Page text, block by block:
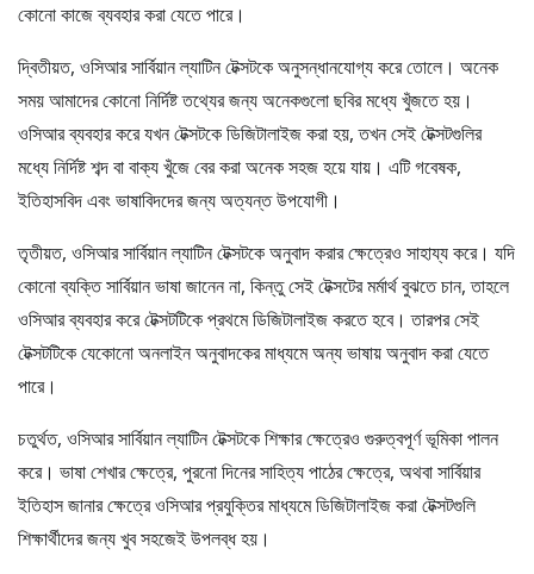
কোনো কাজে ব্যবহার করা যেতে পারে।
দ্বিতীয়ত, ওসিআর সার্বিয়ান ল্যাটিন টেক্সটকে অনুসন্ধানযোগ্য করে তোলে। অনেক
সময় আমাদের কোনো নির্দিষ্ট তথ্যের জন্য অনেকগুলো ছবির মধ্যে খুঁজতে হয়।
ওসিআর ব্যবহার করে যখন টেক্সটকে ডিজিটালাইজ করা হয়, তখন সেই টেক্সটগুলির
মধ্যে নির্দিষ্ট শব্দ বা বাক্য খুঁজে বের করা অনেক সহজ হয়ে যায়। এটি গবেষক,
ইতিহাসবিদ এবং ভাষাবিদদের জন্য অত্যন্ত উপযোগী।
তৃতীয়ত, ওসিআর সার্বিয়ান ল্যাটিন টেক্সটকে অনুবাদ করার ক্ষেত্রেও সাহায্য করে। যদি
কোনো ব্যক্তি সার্বিয়ান ভাষা জানেন না, কিন্তু সেই টেক্সটের মর্মার্থ বুঝতে চান, তাহলে
ওসিআর ব্যবহার করে টেক্সটটিকে প্রথমে ডিজিটালাইজ করতে হবে। তারপর সেই
টেক্সটটিকে যেকোনো অনলাইন অনুবাদকের মাধ্যমে অন্য ভাষায় অনুবাদ করা যেতে
পারে।
চতুর্থত, ওসিআর সার্বিয়ান ল্যাটিন টেক্সটকে শিক্ষার ক্ষেত্রেও গুরুত্বপূর্ণ ভূমিকা পালন
করে। ভাষা শেখার ক্ষেত্রে, পুরনো দিনের সাহিত্য পাঠের ক্ষেত্রে, অথবা সার্বিয়ার
ইতিহাস জানার ক্ষেত্রে ওসিআর প্রযুক্তির মাধ্যমে ডিজিটালাইজ করা টেক্সটগুলি
শিক্ষার্থীদের জন্য খুব সহজেই উপলব্ধ হয়।